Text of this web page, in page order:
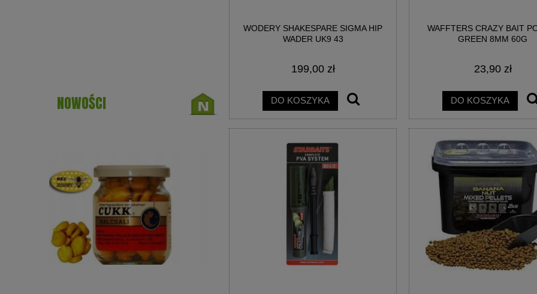
NOWOŚCI
WODERY SHAKESPARE SIGMA HIP
WADER UK9 43
199,00 zł
DO KOSZYKA
WAFFTERS CRAZY BAIT
GREEN 8MM 60G
23,90 zł
DO KOSZYKA